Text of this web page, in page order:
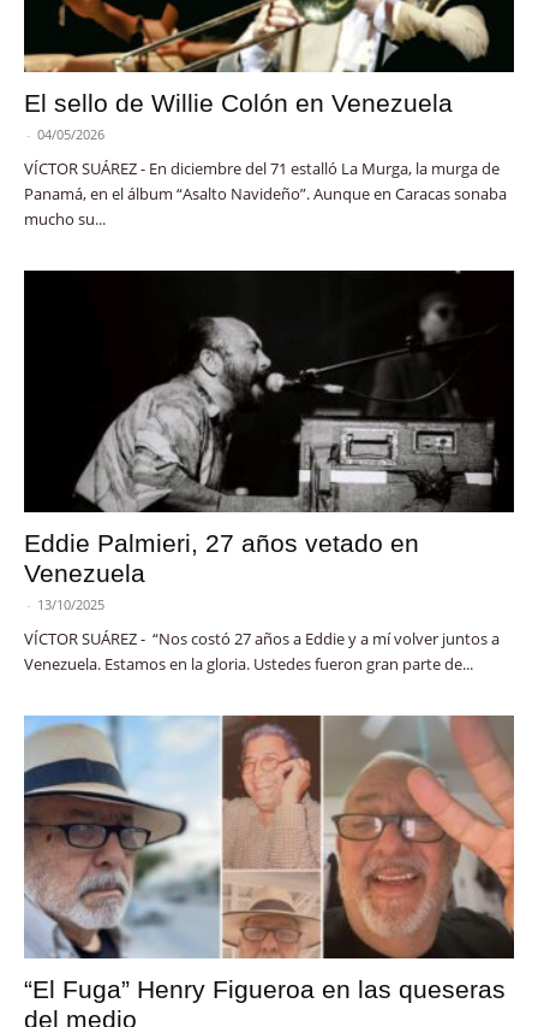
El sello de Willie Colón en Venezuela
- 04/05/2026
VÍCTOR SUÁREZ - En diciembre del 71 estalló La Murga, la murga de
Panamá, en el álbum “Asalto Navideño”. Aunque en Caracas sonaba
mucho su...
Eddie Palmieri, 27 años vetado en
Venezuela
- 13/10/2025
VÍCTOR SUÁREZ - “Nos costó 27 años a Eddie y a mí volver juntos a
Venezuela. Estamos en la gloria. Ustedes fueron gran parte de...
“El Fuga” Henry Figueroa en las queseras
del medio